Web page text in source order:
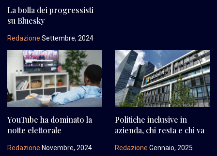
La bolla dei progressisti
su Bluesky
Redazione Settembre, 2024
YouTube ha dominato la
notte elettorale
Redazione Novembre, 2024
Politiche inclusive in
azienda, chi resta e chi va
Redazione Gennaio, 2025